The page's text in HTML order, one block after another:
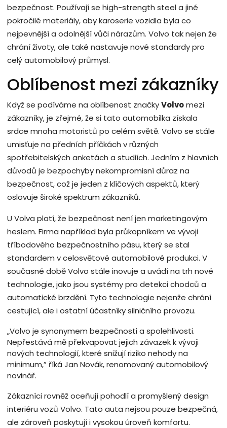
bezpečnost. Používají se high-strength steel a jiné
pokročilé materiály, aby karoserie vozidla byla co
nejpevnější a odolnější vůči nárazům. Volvo tak nejen že
chrání životy, ale také nastavuje nové standardy pro
celý automobilový průmysl.
Oblíbenost mezi zákazníky
Když se podíváme na oblíbenost značkyVolvomezi
zákazníky, je zřejmé, že si tato automobilka získala
srdce mnoha motoristů po celém světě. Volvo se stále
umisťuje na předních příčkách v různých
spotřebitelských anketách a studiích. Jedním z hlavních
důvodů je bezpochyby nekompromisní důraz na
bezpečnost, což je jeden z klíčových aspektů, který
oslovuje široké spektrum zákazníků.
U Volva platí, že bezpečnost není jen marketingovým
heslem. Firma například byla průkopníkem ve vývoji
tříbodového bezpečnostního pásu, který se stal
standardem v celosvětové automobilové produkci. V
současné době Volvo stále inovuje a uvádí na trh nové
technologie, jako jsou systémy pro detekci chodců a
automatické brzdění. Tyto technologie nejenže chrání
cestující, ale i ostatní účastníky silničního provozu.
„Volvo je synonymem bezpečnosti a spolehlivosti.
Nepřestává mě překvapovat jejich závazek k vývoji
nových technologií, které snižují riziko nehody na
minimum,” říká Jan Novák, renomovaný automobilový
novinář.
Zákazníci rovněž oceňují pohodlí a promyšlený design
interiéru vozů Volvo. Tato auta nejsou pouze bezpečná,
ale zároveň poskytují i vysokou úroveň komfortu.